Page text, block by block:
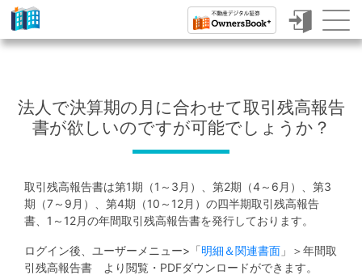
ク
ウ
ド
ァ
ン
デ
ィ
法人で決算期の月に合わせて取引残高報告
書が欲しいのですが可能でしょうか？
取引残高報告書は第1期（1～3月）、第2期（4～6月）、第3
期（7～9月）、第4期（10～12月）の四半期取引残高報告
書、1～12月の年間取引残高報告書を発行しております。
ログイン後、ユーザーメニュー>「明細＆関連書面 」＞年間取
引残高報告書 より閲覧・PDFダウンロードができます。